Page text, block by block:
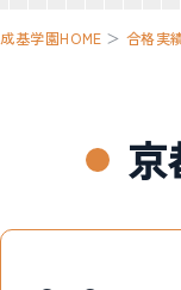
成基学園HOME ＞ 合格実
京